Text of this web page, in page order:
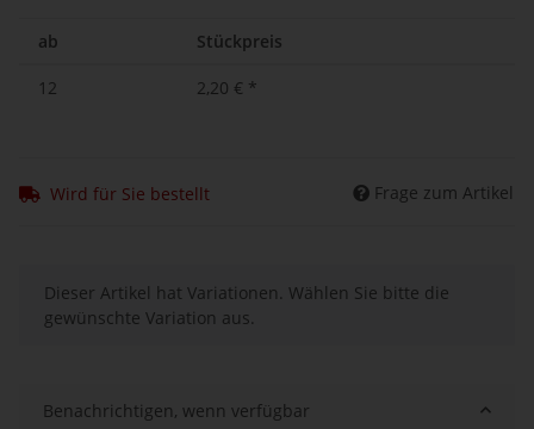
ab Stückpreis
12 2,20 € *
Wird für Sie bestellt Frage zum Artikel
xDieser Artikel hat Variationen. Wählen Sie bitte die
gewünschte Variation aus.
Benachrichtigen, wenn verfügbar